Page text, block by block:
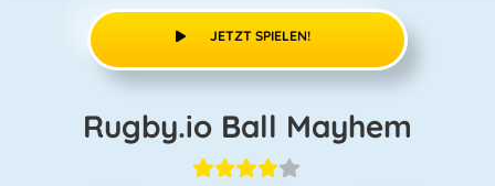
JETZT SPIELEN!
Rugby.io Ball Mayhem